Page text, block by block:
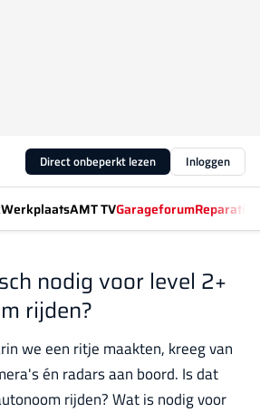
Direct onbeperkt lezen Inloggen
WerkplaatsAMT TVGarageforum
nodig voor level 2+
rijden?
we een ritje maakten, kreeg van
én radars aan boord. Is dat
rijden? Wat is nodig voor